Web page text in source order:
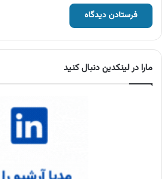
مارا در لینکدین دنبال کنید